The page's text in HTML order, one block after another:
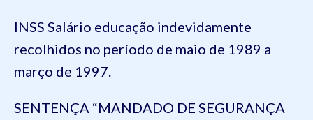
INSS Salário educação indevidamente
recolhidos no período de maio de 1989 a
março de 1997.
SENTENÇA “MANDADO DE SEGURANÇA